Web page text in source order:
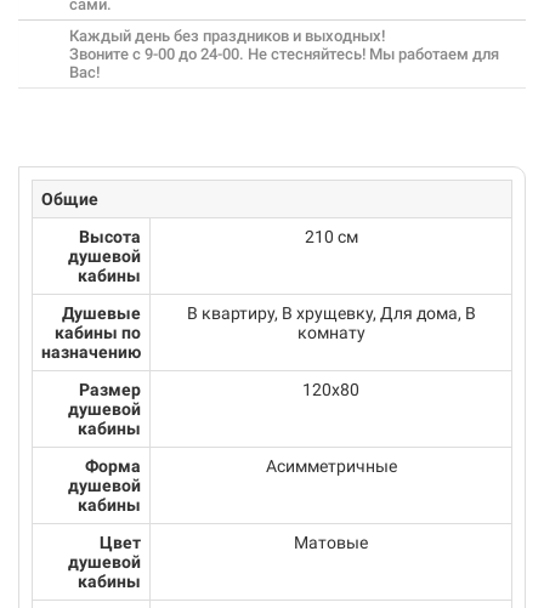
сами.
Каждый день без праздников и выходных!
Звоните с 9-00 до 24-00. Не стесняйтесь! Мы работаем для
Вас!
Общие
Высота
душевой
кабины
210 см
Душевые
кабины по
назначению
В квартиру, В хрущевку, Для дома, В
комнату
Размер
душевой
кабины
120x80
Форма
душевой
кабины
Асимметричные
Цвет
душевой
кабины
Матовые